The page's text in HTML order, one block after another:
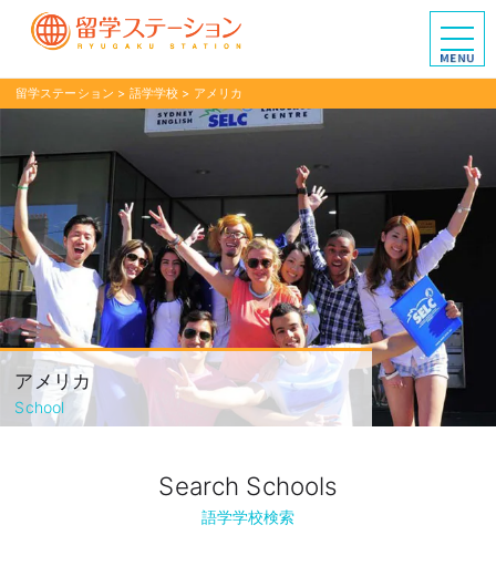
留学ステーション > 語学学校 > アメリカ
アメリカ
School
Search Schools
語学学校検索